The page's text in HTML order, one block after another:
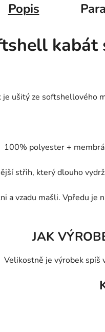
Popis
kabát
ušitý ze softshellového
100% polyester +
střih, který dlouho
a vzadu mašli. Vpředu
JAK
Velikostně je výrobek spíš